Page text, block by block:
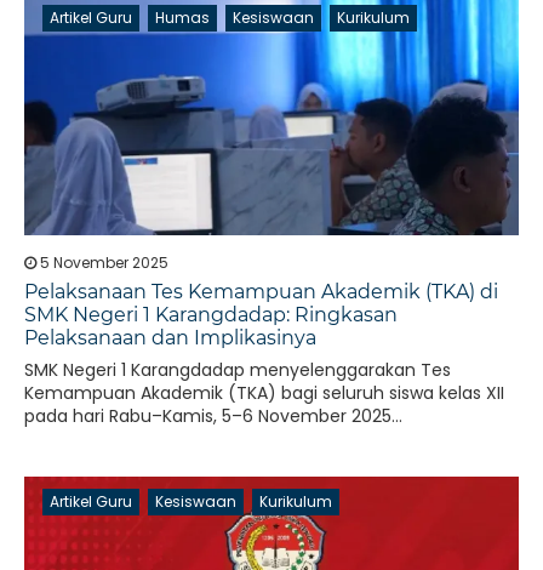
Artikel Guru Humas Kesiswaan Kurikulum
5 November 2025
Pelaksanaan Tes Kemampuan Akademik (TKA) di
SMK Negeri 1 Karangdadap: Ringkasan
Pelaksanaan dan Implikasinya
SMK Negeri 1 Karangdadap menyelenggarakan Tes
Kemampuan Akademik (TKA) bagi seluruh siswa kelas XII
pada hari Rabu–Kamis, 5–6 November 2025...
Artikel Guru Kesiswaan Kurikulum